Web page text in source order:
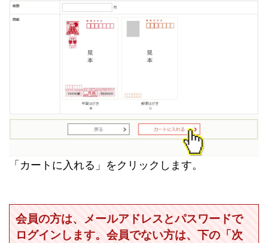
「カートに入れる」をクリックします。
会員の方は、メールアドレスとパスワードで
ログインします。会員でない方は、下の「次